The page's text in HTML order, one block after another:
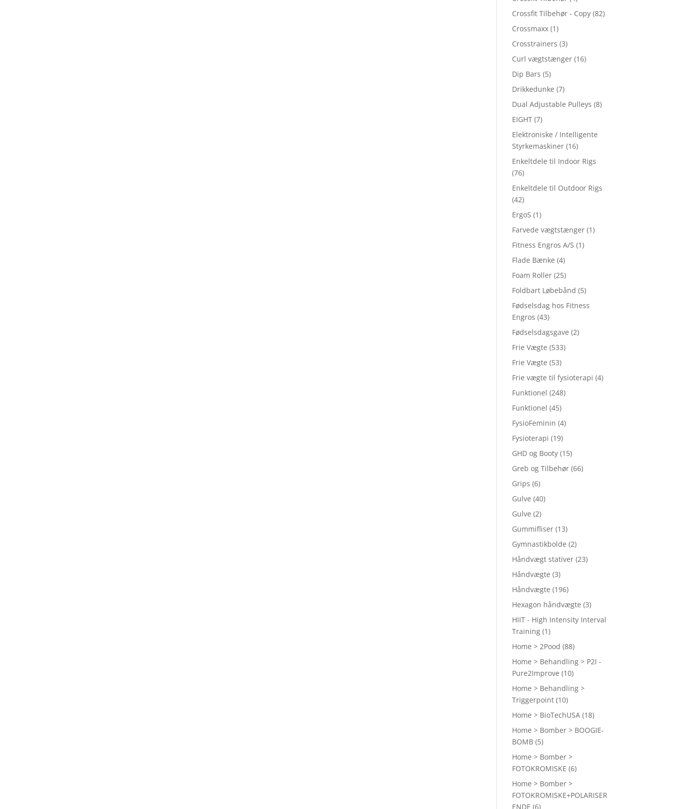
Crossfit Tilbehør - Copy (82)
Crossmaxx (1)
Crosstrainers (3)
Curl vægtstænger (16)
Dip Bars (5)
Drikkedunke (7)
Dual Adjustable Pulleys (8)
EIGHT (7)
Elektroniske / Intelligente
Styrkemaskiner (16)
Enkeltdele til Indoor Rigs
(76)
Enkeltdele til Outdoor Rigs
(42)
ErgoS (1)
Farvede vægtstænger (1)
Fitness Engros A/S (1)
Flade Bænke (4)
Foam Roller (25)
Foldbart Løbebånd (5)
Fødselsdag hos Fitness
Engros (43)
Fødselsdagsgave (2)
Frie Vægte (533)
Frie Vægte (53)
Frie vægte til fysioterapi (4)
Funktionel (248)
Funktionel (45)
FysioFeminin (4)
Fysioterapi (19)
GHD og Booty (15)
Greb og Tilbehør (66)
Grips (6)
Gulve (40)
Gulve (2)
Gummifliser (13)
Gymnastikbolde (2)
Håndvægt stativer (23)
Håndvægte (3)
Håndvægte (196)
Hexagon håndvægte (3)
HIIT - High Intensity Interval
Training (1)
Home > 2Pood (88)
Home > Behandling > P2I -
Pure2Improve (10)
Home > Behandling >
Triggerpoint (10)
Home > BioTechUSA (18)
Home > Bomber > BOOGIE-
BOMB (5)
Home > Bomber >
FOTOKROMISKE (6)
Home > Bomber >
FOTOKROMISKE+POLARISER
ENDE (6)